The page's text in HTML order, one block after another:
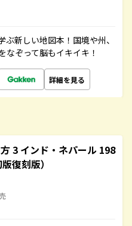
新しい地図本！国境や州、
なぞって脳もイキイキ！
詳細を見る
3 インド・ネパール 198
復刻版）